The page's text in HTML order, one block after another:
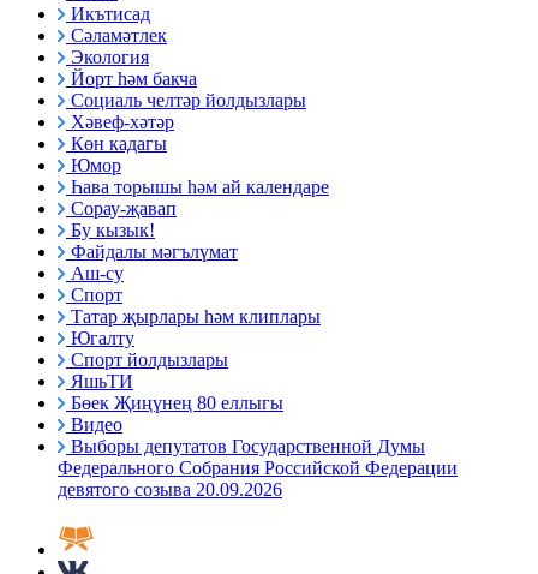
Икътисад
Сәламәтлек
Экология
Йорт һәм бакча
Социаль челтәр йолдызлары
Хәвеф-хәтәр
Көн кадагы
Юмор
Һава торышы һәм ай календаре
Сорау-җавап
Бу кызык!
Файдалы мәгълүмат
Аш-су
Спорт
Татар җырлары һәм клиплары
Югалту
Спорт йолдызлары
ЯшьТИ
Бөек Җиңүнең 80 еллыгы
Видео
Выборы депутатов Государственной Думы
Федерального Собрания Российской Федерации
девятого созыва 20.09.2026